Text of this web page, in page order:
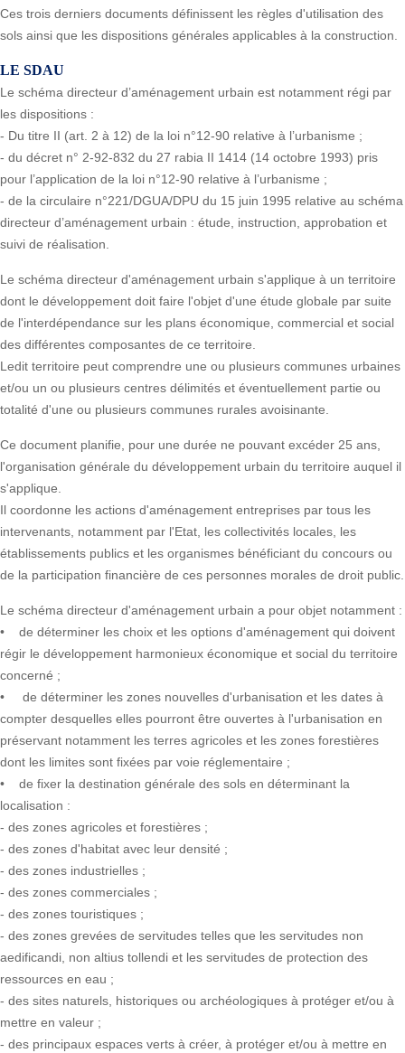
Ces trois derniers documents définissent les règles d'utilisation des
sols ainsi que les dispositions générales applicables à la construction.
LE SDAU
Le schéma directeur d’aménagement urbain est notamment régi par
les dispositions :
- Du titre II (art. 2 à 12) de la loi n°12-90 relative à l’urbanisme ;
- du décret n° 2-92-832 du 27 rabia II 1414 (14 octobre 1993) pris
pour l’application de la loi n°12-90 relative à l’urbanisme ;
- de la circulaire n°221/DGUA/DPU du 15 juin 1995 relative au schéma
directeur d’aménagement urbain : étude, instruction, approbation et
suivi de réalisation.
Le schéma directeur d'aménagement urbain s'applique à un territoire
dont le développement doit faire l'objet d'une étude globale par suite
de l'interdépendance sur les plans économique, commercial et social
des différentes composantes de ce territoire.
Ledit territoire peut comprendre une ou plusieurs communes urbaines
et/ou un ou plusieurs centres délimités et éventuellement partie ou
totalité d'une ou plusieurs communes rurales avoisinante.
Ce document planifie, pour une durée ne pouvant excéder 25 ans,
l'organisation générale du développement urbain du territoire auquel il
s'applique.
Il coordonne les actions d'aménagement entreprises par tous les
intervenants, notamment par l'Etat, les collectivités locales, les
établissements publics et les organismes bénéficiant du concours ou
de la participation financière de ces personnes morales de droit public.
Le schéma directeur d'aménagement urbain a pour objet notamment :
• de déterminer les choix et les options d'aménagement qui doivent
régir le développement harmonieux économique et social du territoire
concerné ;
• de déterminer les zones nouvelles d'urbanisation et les dates à
compter desquelles elles pourront être ouvertes à l'urbanisation en
préservant notamment les terres agricoles et les zones forestières
dont les limites sont fixées par voie réglementaire ;
• de fixer la destination générale des sols en déterminant la
localisation :
- des zones agricoles et forestières ;
- des zones d'habitat avec leur densité ;
- des zones industrielles ;
- des zones commerciales ;
- des zones touristiques ;
- des zones grevées de servitudes telles que les servitudes non
aedificandi, non altius tollendi et les servitudes de protection des
ressources en eau ;
- des sites naturels, historiques ou archéologiques à protéger et/ou à
mettre en valeur ;
- des principaux espaces verts à créer, à protéger et/ou à mettre en